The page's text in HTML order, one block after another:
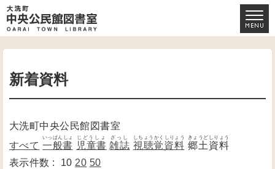
新着資料
大洗町中央公民館図書室
すべて 一般書
いっぱんしょ
児童書
じどうしょ
雑誌
ざっし
視聴覚資料
しちょうかくしりょう
郷土資料
きょうどしりょう
10 20 50